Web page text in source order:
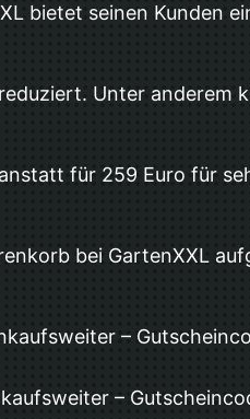
bietet seinen Kunden
Unter anderem
anstatt für 259 Euro für
bei GartenXXL
–
–